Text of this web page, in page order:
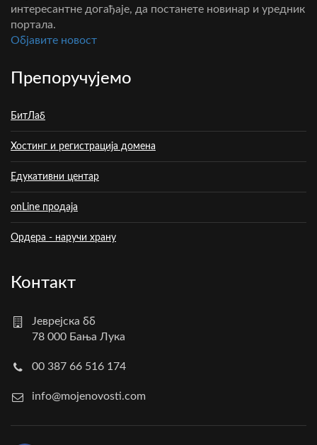
интересантне догађаје, да постанете новинар и уредник
портала.
Oбјавите новост
Препоручујемо
БитЛаб
Хостинг и регистрација домена
Едукативни центар
onLine продаја
Ордера - наручи храну
Контакт
Јеврејска бб
78 000 Бања Лука
00 387 66 516 174
info@mojenovosti.com